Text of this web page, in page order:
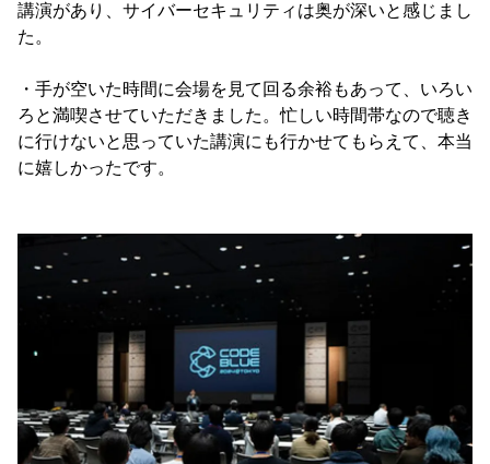
講演があり、サイバーセキュリティは奥が深いと感じまし
た。
・手が空いた時間に会場を見て回る余裕もあって、いろい
ろと満喫させていただきました。忙しい時間帯なので聴き
に行けないと思っていた講演にも行かせてもらえて、本当
に嬉しかったです。